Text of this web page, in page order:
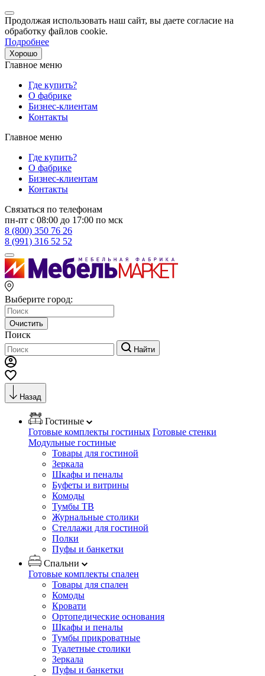
Продолжая использовать наш сайт, вы даете согласие на
обработку файлов cookie.
Подробнее
Хорошо
Главное меню
Где купить?
О фабрике
Бизнес-клиентам
Контакты
Главное меню
Где купить?
О фабрике
Бизнес-клиентам
Контакты
Связаться по телефонам
пн-пт с 08:00 до 17:00 по мск
8 (800) 350 76 26
8 (991) 316 52 52
Выберите город:
Очистить
Поиск
Найти
Назад
Гостиные
Готовые комплекты гостиных Готовые стенки
Модульные гостиные
Товары для гостиной
Зеркала
Шкафы и пеналы
Буфеты и витрины
Комоды
Тумбы ТВ
Журнальные столики
Стеллажи для гостиной
Полки
Пуфы и банкетки
Спальни
Готовые комплекты спален
Товары для спален
Комоды
Кровати
Ортопедические основания
Шкафы и пеналы
Тумбы прикроватные
Туалетные столики
Зеркала
Пуфы и банкетки